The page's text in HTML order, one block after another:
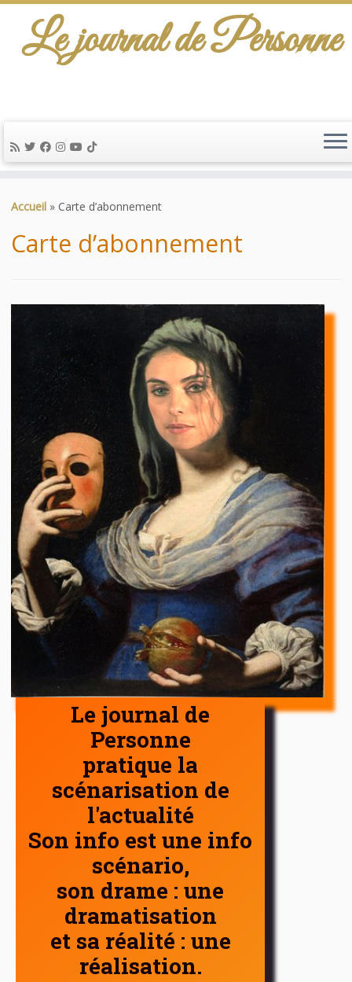
au
Le journal de Personne
Accueil » Carte d’abonnement
Carte d’abonnement
Le journal de
Personne
pratique la
scénarisation de
l'actualité
Son info est une info
scénario,
son drame : une
dramatisation
et sa réalité : une
réalisation.